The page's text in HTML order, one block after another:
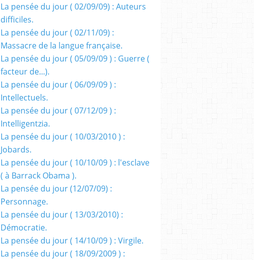
La pensée du jour ( 02/09/09) : Auteurs
difficiles.
La pensée du jour ( 02/11/09) :
Massacre de la langue française.
La pensée du jour ( 05/09/09 ) : Guerre (
facteur de...).
La pensée du jour ( 06/09/09 ) :
Intellectuels.
La pensée du jour ( 07/12/09 ) :
Intelligentzia.
La pensée du jour ( 10/03/2010 ) :
Jobards.
La pensée du jour ( 10/10/09 ) : l'esclave
( à Barrack Obama ).
La pensée du jour (12/07/09) :
Personnage.
La pensée du jour ( 13/03/2010) :
Démocratie.
La pensée du jour ( 14/10/09 ) : Virgile.
La pensée du jour ( 18/09/2009 ) :